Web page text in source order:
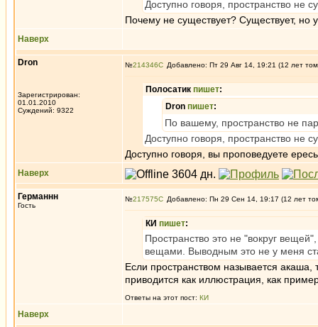
Доступно говоря, пространство не
Почему не существует? Существует, но
Наверх
Dron
Зарегистрирован:
01.01.2010
Суждений: 9322
№214346 Добавлено: Пт 29 Авг 14, 19:21 (12 лет
Полосатик пишет:
Dron пишет:
По вашему, пространство не
Доступно говоря, пространство не
Доступно говоря, вы проповедуете
Наверх
Германнн
Гость
№217575 Добавлено: Пн 29 Сен 14, 19:17 (12 лет
КИ пишет:
Пространство это не "вокруг
вещами. Выводным это не у меня
Если пространством называется акаша,
приводится как иллюстрация, как
Ответы на этот пост: КИ
Наверх